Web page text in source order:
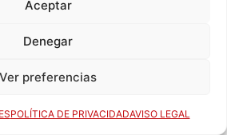
Aceptar
Denegar
Ver preferencias
POLÍTICA DE PRIVACIDADAVISO LEGAL